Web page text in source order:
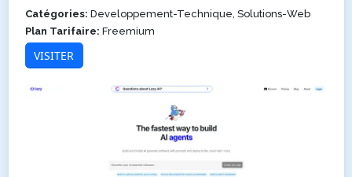
Catégories: Developpement-Technique, Solutions-Web
Plan Tarifaire: Freemium
VISITER